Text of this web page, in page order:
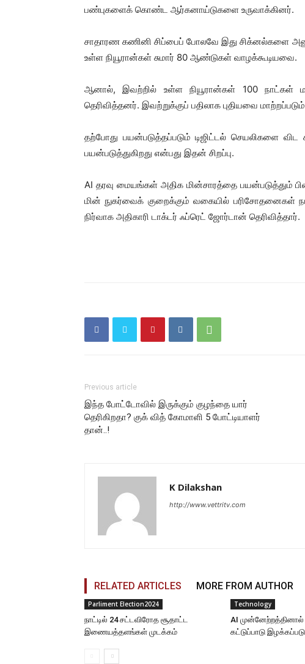
பண்புகளைக் கொண்ட ஆர்கனாய்டுகளை உருவாக்கினர்.
சாதாரண கணினி சிப்பைப் போலவே இது சிக்னல்களை
உள்ள நியூரான்கள் சுமார் 80 ஆண்டுகள் வாழக்கூடியவை.
ஆனால், இவற்றில் உள்ள நியூரான்கள் 100 நாட்கள்
தெரிவித்தனர். இவற்றுக்குப் பதிலாக புதியவை
தற்போது பயன்படுத்தப்படும் டிஜிட்டல் செயலிகளை
பயன்படுத்துகிறது என்பது இதன் சிறப்பு.
AI தரவு மையங்கள் அதிக மின்சாரத்தை பயன்படுத்தும்
மின் நுகர்வைக் குறைக்கும் வகையில்
நிர்வாக அதிகாரி டாக்டர் ஃப்ரெட் ஜோர்டான் தெரிவித்தார்.
Previous article
இந்த போட்டோவில் இருக்கும் குழந்தை யார்
தெரிகிறதா? குக் வித் கோமாளி 5 போட்டியாளர்
தான்..!
K Dilakshan
http://www.vettritv.com
RELATED ARTICLES MORE FROM AUTHOR
Parliment Election2024
நாட்டில் 24 சட்டவிரோத சூதாட்ட
இணையத்தளங்கள் முடக்கம்
Technology
AI
கட்டுப்பாடு